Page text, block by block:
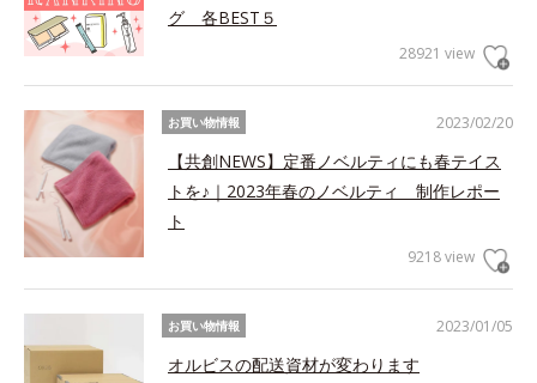
グ 各BEST５
28921 view
2023/02/20
お買い物情報
【共創NEWS】定番ノベルティにも春テイス
トを♪｜2023年春のノベルティ 制作レポー
ト
9218 view
2023/01/05
お買い物情報
オルビスの配送資材が変わります